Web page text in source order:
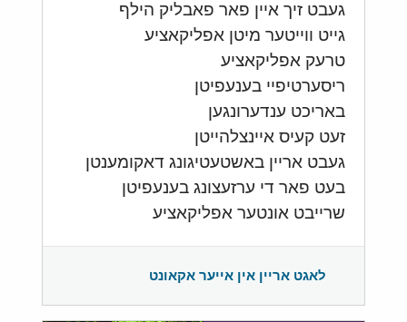
געבט זיך איין פאר פאבליק הילף
גייט ווייטער מיטן אפליקאציע
טרעק אפליקאציע
ריסערטיפיי בענעפיטן
באריכט ענדערונגען
זעט קעיס איינצלהייטן
געבט אריין באשטעטיגונג דאקומענטן
בעט פאר די ערזעצונג בענעפיטן
שרייבט אונטער אפליקאציע
לאגט אריין אין אייער אקאונט